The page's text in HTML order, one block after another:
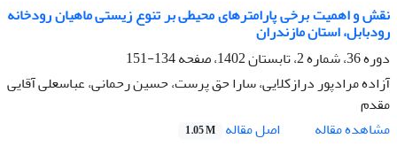
نقش و اهمیت برخی پارامترهای محیطی بر تنوع زیستی ماهیان رودخانه
رودبابل، استان مازندران
دوره 36، شماره 2، تابستان 1402، صفحه
134-151
آزاده مرادپور درازکلایی، سارا حق پرست، حسین رحمانی، عباسعلی آقایی
مقدم
مشاهده مقاله
اصل مقاله 1.05 M